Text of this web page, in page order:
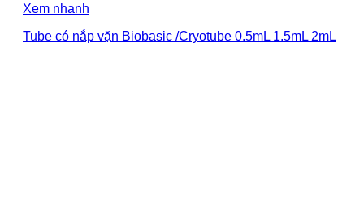
Xem nhanh
Tube có nắp vặn Biobasic /Cryotube 0.5mL 1.5mL 2mL